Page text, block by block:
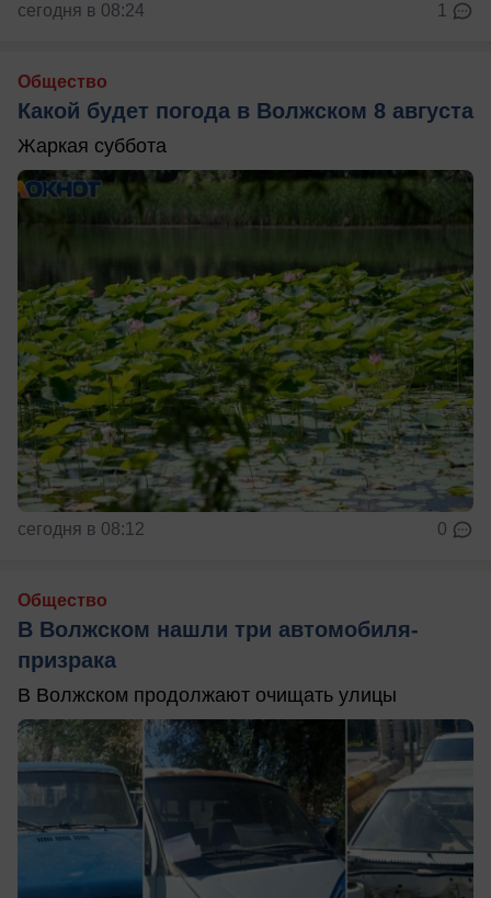
сегодня в 08:24 1
Общество
Какой будет погода в Волжском 8 августа
Жаркая суббота
сегодня в 08:12 0
Общество
В Волжском нашли три автомобиля-
призрака
В Волжском продолжают очищать улицы